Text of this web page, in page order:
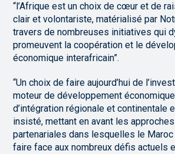
“l’Afrique est un choix de cœur et de
clair et volontariste, matérialisé par
travers de nombreuses initiatives qui
promeuvent la coopération et le
économique interafricain”.
“Un choix de faire aujourd’hui de
moteur de développement
d’intégration régionale et continentale
insisté, mettant en avant les
partenariales dans lesquelles le Maroc
faire face aux nombreux défis actuels